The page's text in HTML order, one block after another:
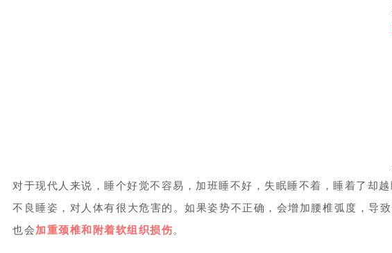
对于现代人来说，睡个好觉不容易，加班睡不好，失眠睡不着，睡着了却
不良睡姿，对人体有很大危害的。如果姿势不正确，会增加腰椎弧度，导
也会加重颈椎和附着软组织损伤。